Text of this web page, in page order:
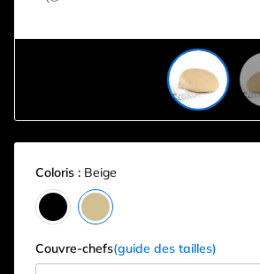
Coloris : Beige
Noir Beige
Couvre-chefs(guide des tailles)